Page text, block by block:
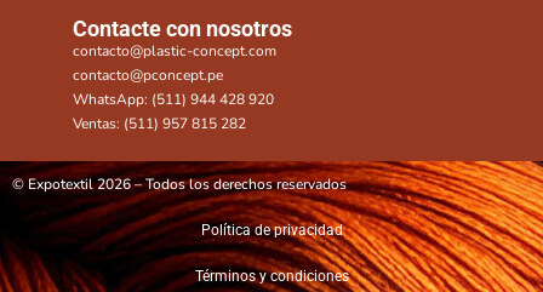
Contacte con nosotros
contacto@plastic-concept.com
contacto@pconcept.pe
WhatsApp: (511) 944 428 920
Ventas: (511) 957 815 282
© Expotextil 2026 – Todos los derechos reservados
Política de privacidad
Términos y condiciones